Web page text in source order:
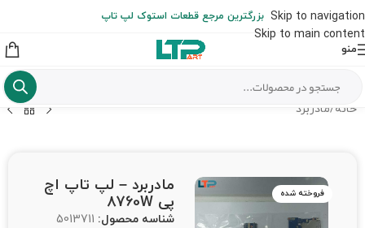
Skip to navigation
Skip to main content
از شهرستان به عهده مشتری است)
بزرگترین مرجع قطعات استوک لپ تاپ
منو
خانه /مادربرد
فروخته شده
مادربرد – لپ تاپ اچ
پی 8760W
شناسه محصول: 5013711